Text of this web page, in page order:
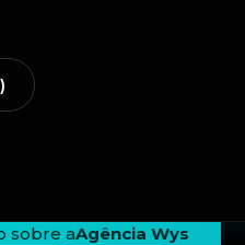
sobre aAgência Wys